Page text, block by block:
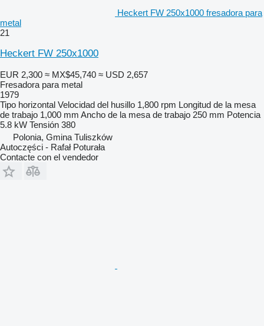
Heckert FW 250x1000 fresadora para
metal
21
Heckert FW 250x1000
EUR 2,300 ≈ MX$45,740 ≈ USD 2,657
Fresadora para metal
1979
Tipo horizontal Velocidad del husillo 1,800 rpm Longitud de la mesa
de trabajo 1,000 mm Ancho de la mesa de trabajo 250 mm Potencia
5.8 kW Tensión 380
Polonia, Gmina Tuliszków
Autoczęści - Rafał Poturała
Contacte con el vendedor